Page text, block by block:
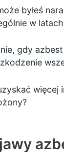
byłeś
w
gdy
więcej